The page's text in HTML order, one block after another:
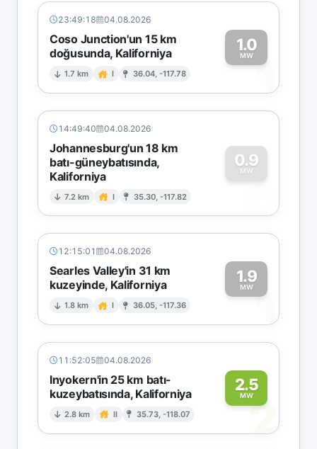
23:49:18 04.08.2026
Coso Junction'un 15 km
doğusunda, Kaliforniya
1.7 km I 36.04, -117.78
1.0
MW1
14:49:40 04.08.2026
Johannesburg'un 18 km
batı-güneybatısında,
Kaliforniya
7.2 km I 35.30, -117.82
0.9
MW
0
12:15:01 04.08.2026
Searles Valley'in 31 km
kuzeyinde, Kaliforniya
1.8 km I 36.05, -117.36
1.9
MW1
11:52:05 04.08.2026
Inyokern'in 25 km batı-
kuzeybatısında, Kaliforniya
2.8 km II 35.73, -118.07
2.5
MW2